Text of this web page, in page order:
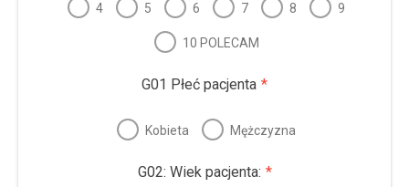
4 5 6 7 8 9
10 POLECAM
G01 Płeć pacjenta *
Kobieta Mężczyzna
G02: Wiek pacjenta: *